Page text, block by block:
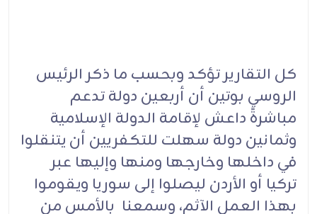
كل التقارير تؤكد وبحسب ما ذكر الرئيس
الروسي بوتين أن أربعين دولة تدعم
مباشرةً داعش لإقامة الدولة الإسلامية
وثمانين دولة سهلت للتكفريين أن يتنقلوا
في داخلها وخارجها ومنها وإليها عبر
تركيا أو الأردن ليصلوا إلى سوريا ويقوموا
بهذا العمل الآثم، وسمعنا بالأمس من